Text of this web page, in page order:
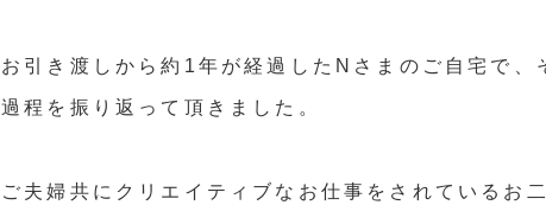
お引き渡しから約1年が経過したNさまのご自宅で、
過程を振り返って頂きました。
ご夫婦共にクリエイティブなお仕事をされているお